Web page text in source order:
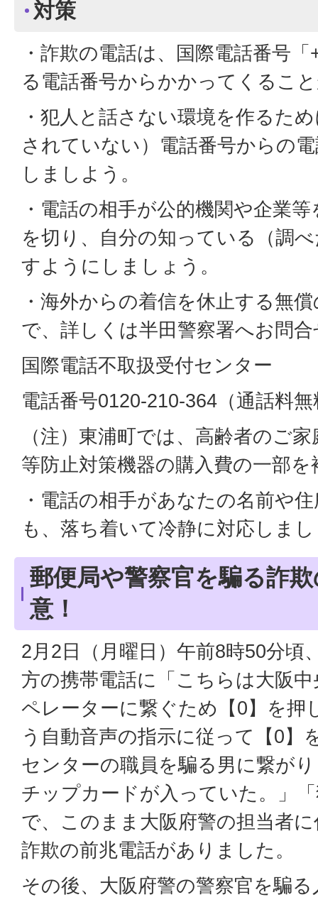
対策
・詐欺の電話は、国際電話番号
る電話番号からかかってくるこ
・犯人と話さない環境を作るた
されていない）電話番号からの
しましよう。
・電話の相手が公的機関や企業
を切り、自分の知っている（調
すようにしましょう。
・海外からの着信を休止する無
で、詳しくは半田警察署へお問
国際電話不取扱受付センター
電話番号0120-210-364（通話料無
（注）東浦町では、高齢者のご
等防止対策機器の購入費の一部
・電話の相手があなたの名前や
も、落ち着いて冷静に対応しま
郵便局や警察官を騙る詐
意！
2月2日（月曜日）午前8時50分頃
方の携帯電話に「こちらは大阪
ペレーターに繋ぐため【0】を押
う自動音声の指示に従って【0】
センターの職員を騙る男に繋が
チップカードが入っていた。」
で、このまま大阪府警の担当者
詐欺の前兆電話がありました。
その後、大阪府警の警察官を騙